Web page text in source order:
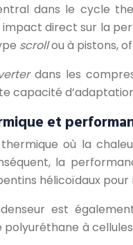
dans le cycle
impact direct sur la
scrollou à pistons,
dans les
capacité
et
où la
la
hélicoïdaux
est
à